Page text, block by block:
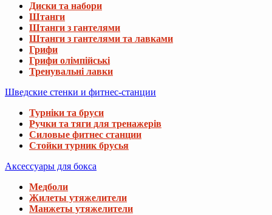
Диски та набори
Штанги
Штанги з гантелями
Штанги з гантелями та лавками
Грифи
Грифи олімпійські
Тренувальні лавки
Шведские стенки и фитнес-станции
Турніки та бруси
Ручки та тяги для тренажерів
Силовые фитнес станции
Стойки турник брусья
Аксессуары для бокса
Медболи
Жилеты утяжелители
Манжеты утяжелители